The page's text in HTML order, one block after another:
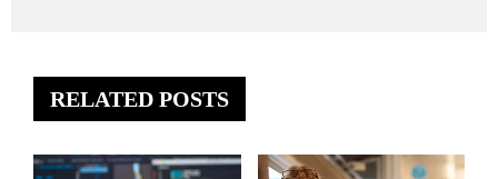
RELATED POSTS